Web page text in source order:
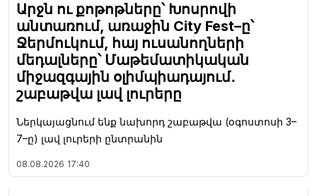
Արջն ու քոթոթները՝ Խոսրովի
անտառում, առաջին City Fest–ը՝
Ջերմուկում, հայ ուսանողների
մեդալները՝ Մաթեմատիկական
միջազգային օլիմպիադայում․
շաբաթվա լավ լուրերը
Ներկայացնում ենք նախորդ շաբաթվա (օգոստոսի 3–
7–ը) լավ լուրերի ընտրանին
08.08.2026 17:40